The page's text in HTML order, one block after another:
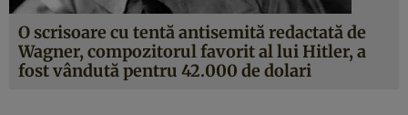
O scrisoare cu tentă antisemită redactată de
Wagner, compozitorul favorit al lui Hitler, a
fost vândută pentru 42.000 de dolari